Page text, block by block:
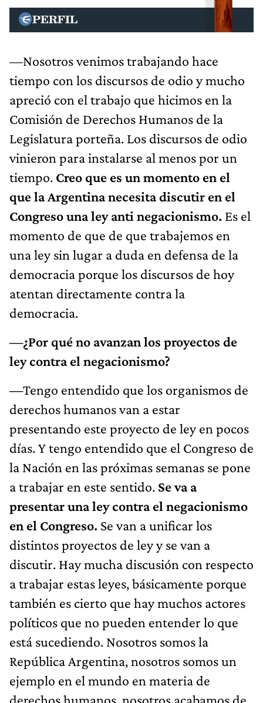
—Nosotros venimos trabajando hace
tiempo con los discursos de odio y mucho
apreció con el trabajo que hicimos en la
Comisión de Derechos Humanos de la
Legislatura porteña. Los discursos de odio
vinieron para instalarse al menos por un
tiempo. Creo que es un momento en el
que la Argentina necesita discutir en el
Congreso una ley anti negacionismo. Es el
momento de que de que trabajemos en
una ley sin lugar a duda en defensa de la
democracia porque los discursos de hoy
atentan directamente contra la
democracia.
—¿Por qué no avanzan los proyectos de
ley contra el negacionismo?
—Tengo entendido que los organismos de
derechos humanos van a estar
presentando este proyecto de ley en pocos
días. Y tengo entendido que el Congreso de
la Nación en las próximas semanas se pone
a trabajar en este sentido. Se va a
presentar una ley contra el negacionismo
en el Congreso. Se van a unificar los
distintos proyectos de ley y se van a
discutir. Hay mucha discusión con respecto
a trabajar estas leyes, básicamente porque
también es cierto que hay muchos actores
políticos que no pueden entender lo que
está sucediendo. Nosotros somos la
República Argentina, nosotros somos un
ejemplo en el mundo en materia de
derechos humanos, nosotros acabamos de